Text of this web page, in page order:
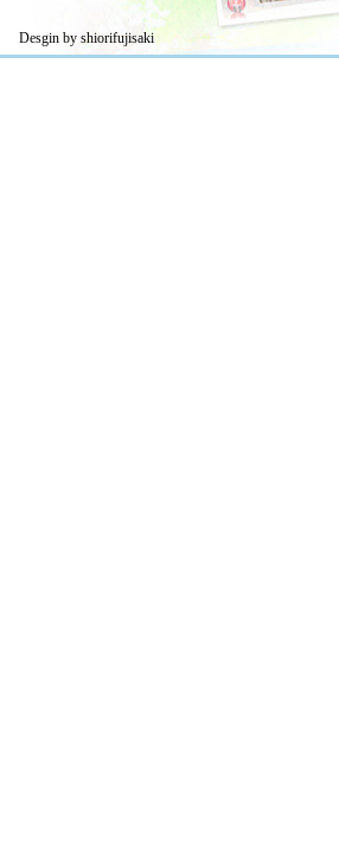
Desgin by shiorifujisaki